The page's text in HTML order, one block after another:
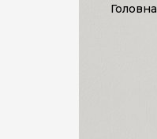
Головна